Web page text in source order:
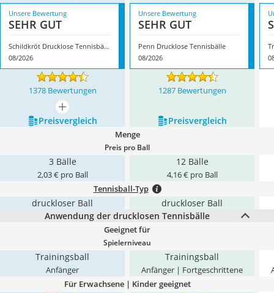
Unsere Bewertung
SEHR GUT
Schildkröt Drucklose Tennisbälle
08/2026
Unsere Bewertung
SEHR GUT
Penn Drucklose Tennisbälle
08/2026
1378 Bewertungen 1287 Bewertungen
mehr anzeigen
Preis­vergleich
Preis­vergleich
Menge
Preis pro Ball
3 Bälle
2,03 € pro Ball
12 Bälle
4,16 € pro Ball
Tennisball-Typ
druckloser Ball
druckloser Ball
Anwendung der drucklosen Tennisbälle
Geeignet für
Spielerniveau
Trainingsball
Anfänger
Trainingsball
Anfänger | Fortgeschrittene
Für Erwachsene | Kinder geeignet